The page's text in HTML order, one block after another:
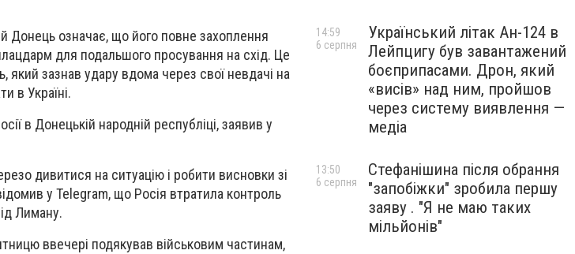
Донець означає, що його повне захоплення
для подальшого просування на схід. Це
зазнав удару вдома через свої невдачі на
в Україні.
в Донецькій народній республіці, заявив у
дивитися на ситуацію і робити висновки зі
у Telegram, що Росія втратила контроль
Лиману.
ввечері подякував військовим частинам,
Український літак Ан-124 в
Лейпцигу був завантажений
боєприпасами. Дрон, який
«висів» над ним, пройшов
через систему виявлення —
медіа
14:59
6 серпня
Стефанішина після обрання
"запобіжки" зробила першу
заяву . "Я не маю таких
мільйонів"
13:50
6 серпня